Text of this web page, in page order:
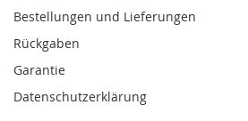
Bestellungen und Lieferungen
Rückgaben
Garantie
Datenschutzerklärung